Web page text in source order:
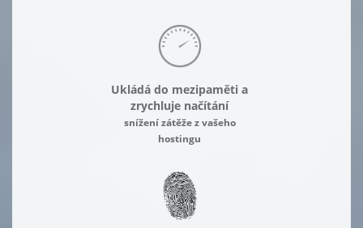
Ukládá do mezipaměti a
zrychluje načítání
snížení zátěže z vašeho
hostingu